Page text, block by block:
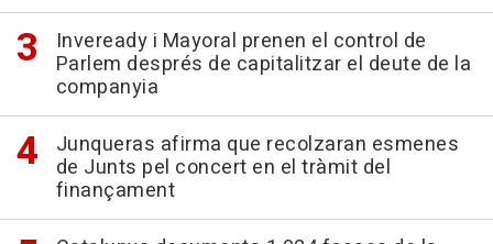
Inveready i Mayoral prenen el control de
Parlem després de capitalitzar el deute de la
companyia
Junqueras afirma que recolzaran esmenes
de Junts pel concert en el tràmit del
finançament